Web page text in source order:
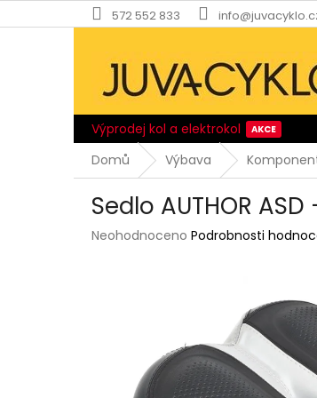
na
572 552 833
Výprodej kol a elektrokol
Domů
Výbava
Sedlo AUTHOR
Průměrné
Neohodnoceno Podrobnosti